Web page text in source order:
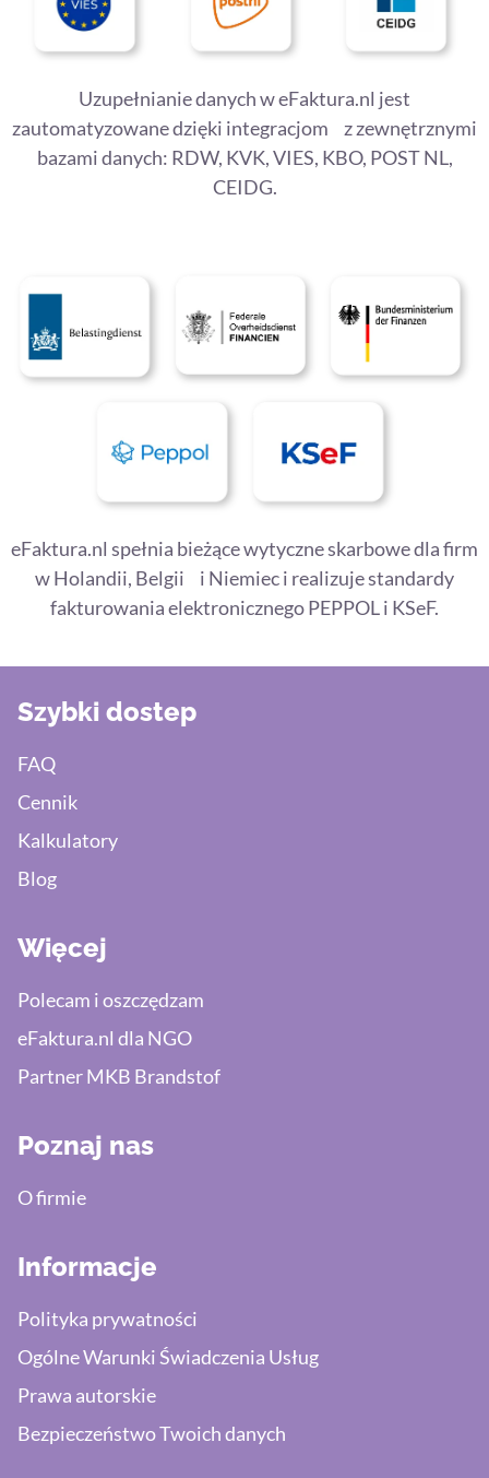
Uzupełnianie danych w eFaktura.nl jest
zautomatyzowane dzięki integracjom z zewnętrznymi
bazami danych: RDW, KVK, VIES, KBO, POST NL,
CEIDG.
eFaktura.nl spełnia bieżące wytyczne skarbowe dla firm
w Holandii, Belgii i Niemiec i realizuje standardy
fakturowania elektronicznego PEPPOL i KSeF.
Szybki dostep
FAQ
Cennik
Kalkulatory
Blog
Więcej
Polecam i oszczędzam
eFaktura.nl dla NGO
Partner MKB Brandstof
Poznaj nas
O firmie
Informacje
Polityka prywatności
Ogólne Warunki Świadczenia Usług
Prawa autorskie
Bezpieczeństwo Twoich danych